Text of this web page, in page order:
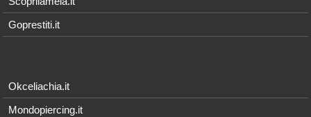
Goprestiti.it
Okceliachia.it
Mondopiercing.it